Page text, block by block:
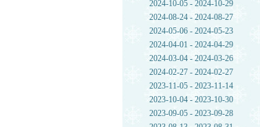
2024-10-05 - 2024-10-29
2024-08-24 - 2024-08-27
2024-05-06 - 2024-05-23
2024-04-01 - 2024-04-29
2024-03-04 - 2024-03-26
2024-02-27 - 2024-02-27
2023-11-05 - 2023-11-14
2023-10-04 - 2023-10-30
2023-09-05 - 2023-09-28